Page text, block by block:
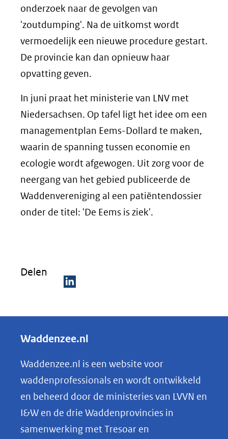
onderzoek naar de gevolgen van
'zoutdumping'. Na de uitkomst wordt
vermoedelijk een nieuwe procedure gestart.
De provincie kan dan opnieuw haar
opvatting geven.
In juni praat het ministerie van LNV met
Niedersachsen. Op tafel ligt het idee om een
managementplan Eems-Dollard te maken,
waarin de spanning tussen economie en
ecologie wordt afgewogen. Uit zorg voor de
neergang van het gebied publiceerde de
Waddenvereniging al een patiëntendossier
onder de titel: 'De Eems is ziek'.
Delen
e
e
n
o
p
Waddenzee.nl
Waddenzee.nl is een website voor
waddenprofessionals en wordt ontwikkeld
en beheerd door de ministeries van LVVN en
I&W en de drie Waddenprovincies in
samenwerking met Tresoar en